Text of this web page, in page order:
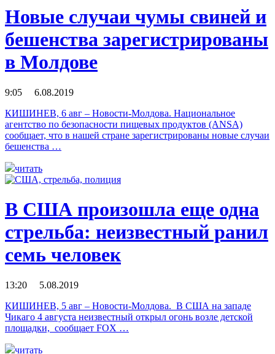
Новые случаи чумы свиней и
бешенства зарегистрированы
в Молдове
9:05 6.08.2019
КИШИНЕВ, 6 авг – Новости-Молдова. Национальное
агентство по безопасности пищевых продуктов (ANSA)
сообщает, что в нашей стране зарегистрированы новые случаи
бешенства …
читать
В США произошла еще одна
стрельба: неизвестный ранил
семь человек
13:20 5.08.2019
КИШИНЕВ, 5 авг – Новости-Молдова. В США на западе
Чикаго 4 августа неизвестный открыл огонь возле детской
площадки, сообщает FOX …
читать